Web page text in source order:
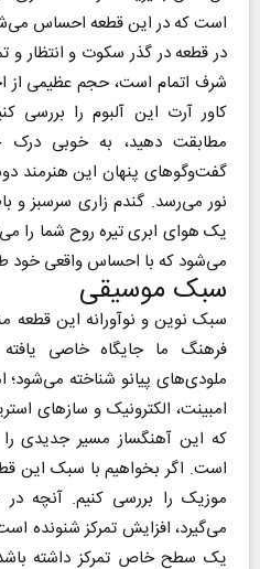
است که در این قطعه احساس
در قطعه در گذر سکوت و انتظار و
شرف اتمام است، حجم عظیمی از
کاور آرت این آلبوم را بررسی
مطابقت دهید، به خوبی درک
گفت‌و‌گوهای پنهان این هنرمند
نور می‌رسد. گندم زاری سرسبز و
یک هوای ابری تیره روح شما را
می‌شود که با احساس واقعی خود
سبک موسیقی
سبک نوین و نوآورانه این قطعه
فرهنگ ما جایگاه خاصی
ملودی‌های پیانو شناخته می‌شود؛
امبینت، الکترونیک و سازهای
که این آهنگساز مسیر جدیدی
است. اگر بخواهیم با سبک این
موزیک را بررسی کنیم. آنچه
می‌گیرد، افزایش تمرکز شنونده
یک سطح خاص تمرکز داشته